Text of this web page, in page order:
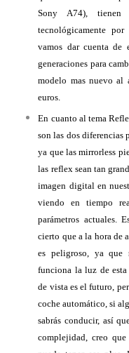
Sony A74),
tecnológicamente
vamos dar cuenta de
generaciones para
modelo mas nuevo al
euros.
En cuanto al tema
son las dos diferencias
ya que las mirrorless
las reflex sean tan
imagen digital en
viendo en tiempo
parámetros actuales.
cierto que a la hora de
es peligroso, ya que
funciona la luz de
de vista es el futuro,
coche automático, si
sabrás conducir, así
complejidad, creo